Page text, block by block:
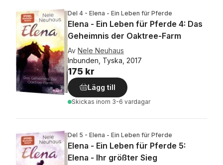
Del 4 - Elena - Ein Leben für Pferde
Elena - Ein Leben für Pferde 4: Das
Geheimnis der Oaktree-Farm
Av Nele Neuhaus
Inbunden, Tyska, 2017
175 kr
Lägg till
Skickas inom 3-6 vardagar
Del 5 - Elena - Ein Leben für Pferde
Elena - Ein Leben für Pferde 5:
Elena - Ihr größter Sieg